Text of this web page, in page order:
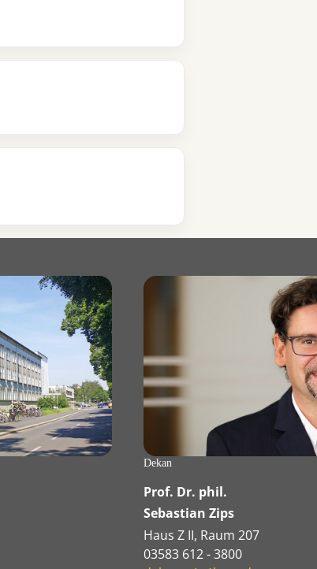
Dekan
Prof. Dr. phil.
Sebastian Zips
Haus Z II, Raum 207
03583 612 - 3800